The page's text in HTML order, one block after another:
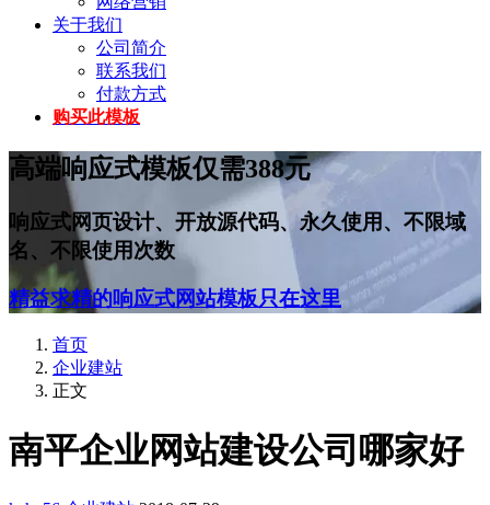
关于我们
公司简介
联系我们
付款方式
购买此模板
高端响应式模板仅需388元
响应式网页设计、开放源代码、永久使用、不限域
名、不限使用次数
精益求精的响应式网站模板只在这里
首页
企业建站
正文
南平企业网站建设公司哪家好